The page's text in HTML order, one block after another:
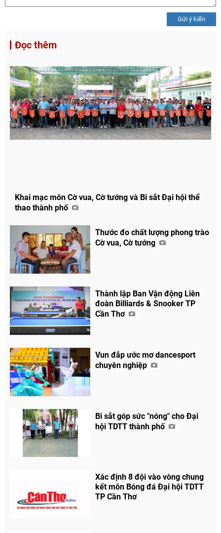
Gửi ý kiến
Đọc thêm
Khai mạc môn Cờ vua, Cờ tướng và Bi sắt Đại hội thể
thao thành phố
Thước đo chất lượng phong trào
Cờ vua, Cờ tướng
Thành lập Ban Vận động Liên
đoàn Billiards & Snooker TP
Cần Thơ
Vun đắp ước mơ dancesport
chuyên nghiệp
Bi sắt góp sức "nóng" cho Đại
hội TDTT thành phố
Xác định 8 đội vào vòng chung
kết môn Bóng đá Đại hội TDTT
TP Cần Thơ